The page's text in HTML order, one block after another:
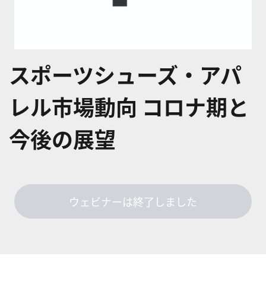
スポーツシューズ・アパ
レル市場動向 コロナ期と
今後の展望
ウェビナーは終了しました